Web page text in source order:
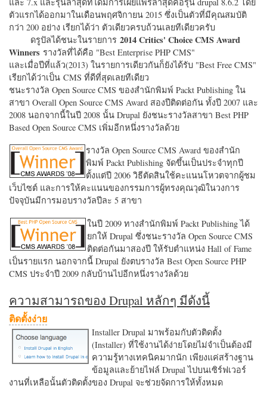
ตัวแรกได้ออกมาในเดือนพฤศจิกายน 2015 ซึ่งเป็นตัวที่มีคุณสมบัติ
กว่า 200 อย่าง เรียกได้ว่า ตัวเดียวครบถ้วนเลยทีเดียวครับ
ดรูปัลได้ชนะในรายการ 2014 Critics' Choice CMS Award
Winners รางวัลที่ได้คือ "Best Enterprise PHP CMS"
และเมื่อปีที่แล้ว(2013) ในรายการเดียวกันก็ยังได้รับ "Best Free CMS"
เรียกได้ว่าเป็น CMS ที่ดีที่สุดเลยทีเดียว
ชนะรางวัล Open Source CMS ของสำนักพิมพ์ Packt Publishing ใน
สาขา Overall Open Source CMS Award สองปีติดต่อกัน ทั้งปี 2007 และ
2008 นอกจากนี้ในปี 2008 นั้น Drupal ยังชนะรางวัลสาขา Best PHP
Based Open Source CMS เพิ่มอีกหนึ่งรางวัลด้วย
รางวัล Open Source CMS Award ของสำนัก
พิมพ์ Packt Publishing จัดขึ้นเป็นประจำทุกปี
ตั้งแต่ปี 2006 วิธีตัดสินใช้คะแนนโหวตจากผู้ชม
เว็บไซต์ และการให้คะแนนของกรรมการผู้ทรงคุณวุฒิในวงการ
ปัจจุบันมีการมอบรางวัลปีละ 5 สาขา
ในปี 2009 ทางสำนักพิมพ์ Packt Publishing ได้
ยกให้ Drupal ซึ่งชนะรางวัล Open Source CMS
ติดต่อกันมาสองปี ให้รับตำแหน่ง Hall of Fame
เป็นรายแรก นอกจากนี้ Drupal ยังตบรางวัล Best Open Source PHP
CMS ประจำปี 2009 กลับบ้านไปอีกหนึ่งรางวัลด้วย
ความสามารถของ Drupal หลักๆ มีดังนี้
ติดตั้งง่าย
Installer Drupal มาพร้อมกับตัวติดตั้ง
(Installer) ที่ใช้งานได้ง่ายโดยไม่จำเป็นต้องมี
ความรู้ทางเทคนิคมากนัก เพียงแค่สร้างฐาน
ข้อมูลและย้ายไฟล์ Drupal ไปบนเซิร์ฟเวอร์
งานที่เหลือนั้นตัวติดตั้งของ Drupal จะช่วยจัดการให้ทั้งหมด